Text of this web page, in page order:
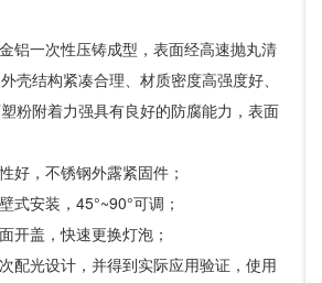
铝一次性压铸成型，表面经高速抛丸清
壳结构紧凑合理、材质密度高强度好、
粉附着力强具有良好的防腐能力，表面
好，不锈钢外露紧固件；
式安装，45°~90°可调；
开盖，快速更换灯泡；
配光设计，并得到实际应用验证，使用